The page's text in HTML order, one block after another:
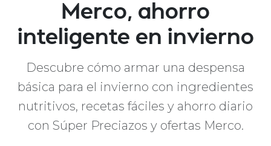
Merco, ahorro
inteligente en invierno
Descubre cómo armar una despensa
básica para el invierno con ingredientes
nutritivos, recetas fáciles y ahorro diario
con Súper Preciazos y ofertas Merco.